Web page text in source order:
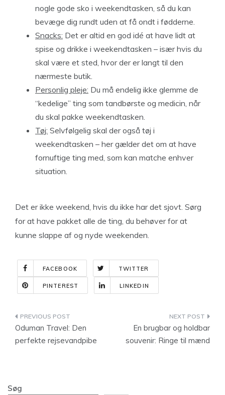
nogle gode sko i weekendtasken, så du kan
bevæge dig rundt uden at få ondt i fødderne.
Snacks: Det er altid en god idé at have lidt at
spise og drikke i weekendtasken – især hvis du
skal være et sted, hvor der er langt til den
nærmeste butik.
Personlig pleje: Du må endelig ikke glemme de
“kedelige” ting som tandbørste og medicin, når
du skal pakke weekendtasken.
Tøj: Selvfølgelig skal der også tøj i
weekendtasken – her gælder det om at have
fornuftige ting med, som kan matche enhver
situation.
Det er ikke weekend, hvis du ikke har det sjovt. Sørg
for at have pakket alle de ting, du behøver for at
kunne slappe af og nyde weekenden.
FACEBOOK TWITTER
PINTEREST LINKEDIN
Indlægsnavigation
Oduman Travel: Den
perfekte rejsevandpibe
En brugbar og holdbar
souvenir: Ringe til mænd
Søg